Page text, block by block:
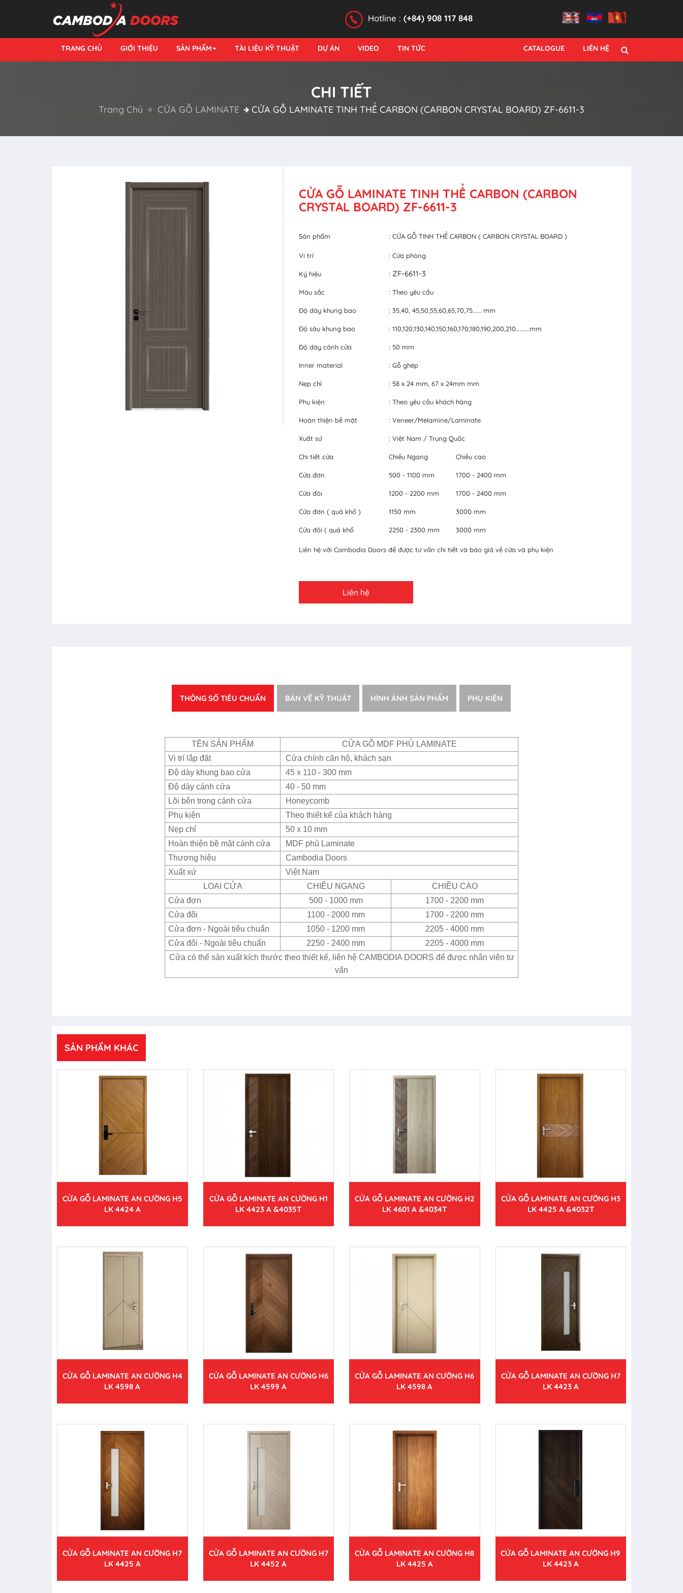
Hotline : (+84) 908 117 848
TRANG CHỦ GIỚI THIỆU SẢN PHẨM TÀI LIỆU KỸ THUẬT DỰ ÁN VIDEO TIN TỨC CATALOGUE LIÊN HỆ
CHI TIẾT
Trang Chủ CỬA GỖ LAMINATE CỬA GỖ LAMINATE TINH THỂ CARBON (CARBON CRYSTAL BOARD) ZF-6611-3
CỬA GỖ LAMINATE TINH THỂ CARBON (CARBON
CRYSTAL BOARD) ZF-6611-3
Sản phẩm : CỬA GỖ TINH THỂ CARBON ( CARBON CRYSTAL BOARD )
Vi trí : Cửa phòng
Ký hiệu : ZF-6611-3
Màu sắc : Theo yêu cầu
Độ dày khung bao : 35,40, 45,50,55,60,65,70,75…... mm
Độ sâu khung bao : 110,120,130,140,150,160,170,180,190,200,210……….mm
Độ dày cánh cửa : 50 mm
Inner material : Gỗ ghép
Nẹp chỉ : 58 x 24 mm, 67 x 24mm mm
Phụ kiện : Theo yêu cầu khách hàng
Hoàn thiện bề mặt : Veneer/Melamine/Laminate
Xuất sứ : Việt Nam / Trung Quốc
Chi tiết cửa Chiều Ngang Chiều cao
Cửa đơn 500 - 1100 mm 1700 - 2400 mm
Cửa đôi 1200 - 2200 mm 1700 - 2400 mm
Cửa đơn ( quá khổ ) 1150 mm 3000 mm
Cửa đôi ( quá khổ 2250 - 2300 mm 3000 mm
Liên hệ với Cambodia Doors để được tư vấn chi tiết và báo giá về cửa và phụ kiện
Liên hệ
THÔNG SỐ TIÊU CHUẨN BẢN VẼ KỸ THUẬT HÌNH ẢNH SẢN PHẨM PHỤ KIỆN
TÊN SẢN PHẨM
CỬA GỖ MDF PHỦ LAMINATE
Vị trí lắp đặt
Cửa chính căn hộ, khách sạn
Độ dày khung bao cửa
45 x 110 - 300 mm
Độ dày cánh cửa
40 - 50 mm
Lõi bên trong cánh cửa
Honeycomb
Phụ kiện
Theo thiết kế của khách hàng
Nẹp chỉ
50 x 10 mm
Hoàn thiện bề mặt cánh cửa
MDF phủ Laminate
Thương hiệu
Cambodia Doors
Xuất xứ
Việt Nam
LOẠI CỬA
CHIỀU NGANG
CHIỀU CAO
Cửa đơn
500 - 1000 mm
1700 - 2200 mm
Cửa đôi
1100 - 2000 mm
1700 - 2200 mm
Cửa đơn - Ngoài tiêu chuẩn
1050 - 1200 mm
2205 - 4000 mm
Cửa đôi - Ngoài tiêu chuẩn
2250 - 2400 mm
2205 - 4000 mm
Cửa có thể sản xuất kích thước theo thiết kế, liên hệ CAMBODIA DOORS để được nhân viên tư
vấn
SẢN PHẨM KHÁC
CỬA GỖ LAMINATE AN CƯỜNG H5
LK 4424 A
CỬA GỖ LAMINATE AN CƯỜNG H1
LK 4423 A &4035T
CỬA GỖ LAMINATE AN CƯỜNG H2
LK 4601 A &4034T
CỬA GỖ LAMINATE AN CƯỜNG H3
LK 4425 A &4032T
CỬA GỖ LAMINATE AN CƯỜNG H4
LK 4598 A
CỬA GỖ LAMINATE AN CƯỜNG H6
LK 4599 A
CỬA GỖ LAMINATE AN CƯỜNG H6
LK 4598 A
CỬA GỖ LAMINATE AN CƯỜNG H7
LK 4423 A
CỬA GỖ LAMINATE AN CƯỜNG H7
LK 4425 A
CỬA GỖ LAMINATE AN CƯỜNG H7
LK 4452 A
CỬA GỖ LAMINATE AN CƯỜNG H8
LK 4425 A
CỬA GỖ LAMINATE AN CƯỜNG H9
LK 4423 A